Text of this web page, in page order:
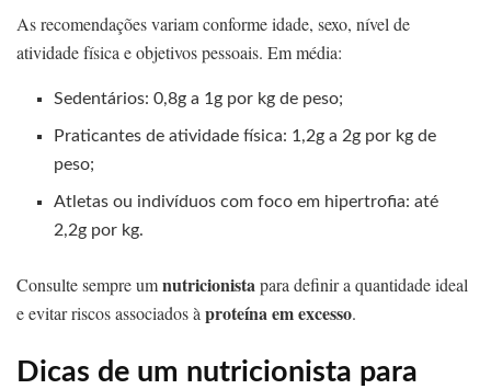
As recomendações variam conforme idade, sexo, nível de
atividade física e objetivos pessoais. Em média:
Sedentários: 0,8g a 1g por kg de peso;
Praticantes de atividade física: 1,2g a 2g por kg de
peso;
Atletas ou indivíduos com foco em hipertrofia: até
2,2g por kg.
Consulte sempre umnutricionistapara definir a quantidade ideal
e evitar riscos associados àproteína em excesso.
Dicas de um nutricionista para